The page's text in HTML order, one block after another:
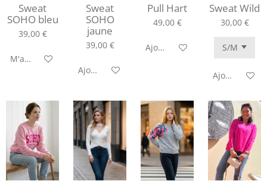
Sweat
SOHO bleu
39,00 €
M'avertir si disponible
Sweat
SOHO
jaune
39,00 €
Ajouter au panier
Pull Hart
49,00 €
Ajouter au panier
Sweat Wild
30,00 €
Ajouter au